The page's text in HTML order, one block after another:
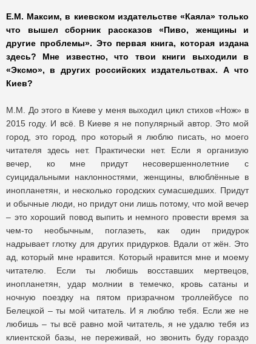
Е.М. Максим, в киевском издательстве «Каяла» только
что вышел сборник рассказов «Пиво, женщины и
другие проблемы». Это первая книга, которая издана
здесь? Мне известно, что твои книги выходили в
«Эксмо», в других российских издательствах. А что
Киев?
М.М. До этого в Киеве у меня выходил цикл стихов «Нож» в
2015 году. И всё. В Киеве я не популярный автор. Это мой
город, это город, про который я люблю писать, но моего
читателя здесь нет. Практически нет. Если я организую
вечер, ко мне придут несовершеннолетние с
суицидальными наклонностями, женщины, влюблённые в
инопланетян, и несколько городских сумасшедших. Придут
и обычные люди, но придут они лишь потому, что мой вечер
– это хороший повод выпить и немного провести время за
чем-то необычным, поглазеть, как один придурок
надрывает глотку для других придурков. Вдали от жён. Это
ад, который мне нравится. Который нравится мне и моему
читателю. Если ты любишь восставших мертвецов,
инопланетян, удар молнии в темечко, кровь сатаны и
ночную поездку на пятом призрачном троллейбусе по
Белецкой – ты мой читатель. И я люблю тебя. Если же не
любишь – ты всё равно мой читатель, я не удалю тебя из
клиентской базы, не переживай, но звонить буду гораздо